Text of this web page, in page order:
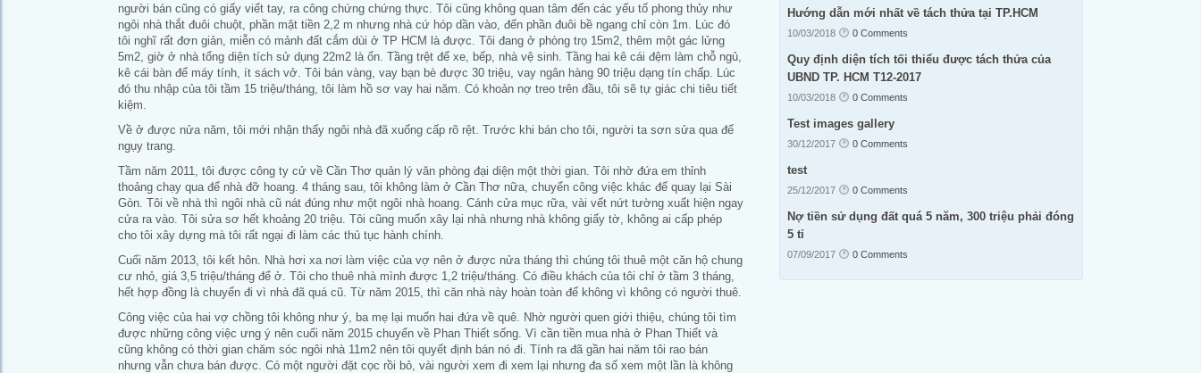
người bán cũng có giấy viết tay, ra công chứng chứng thực. Tôi cũng không quan tâm đến các yếu tố phong thủy như
ngôi nhà thắt đuôi chuột, phần mặt tiền 2,2 m nhưng nhà cứ hóp dần vào, đến phần đuôi bề ngang chỉ còn 1m. Lúc đó
tôi nghĩ rất đơn giản, miễn có mảnh đất cắm dùi ở TP HCM là được. Tôi đang ở phòng trọ 15m2, thêm một gác lửng
5m2, giờ ở nhà tổng diện tích sử dụng 22m2 là ổn. Tầng trệt để xe, bếp, nhà vệ sinh. Tầng hai kê cái đệm làm chỗ ngủ,
kê cái bàn để máy tính, ít sách vở. Tôi bán vàng, vay bạn bè được 30 triệu, vay ngân hàng 90 triệu dạng tín chấp. Lúc
đó thu nhập của tôi tầm 15 triệu/tháng, tôi làm hồ sơ vay hai năm. Có khoản nợ treo trên đầu, tôi sẽ tự giác chi tiêu tiết
kiệm.
Về ở được nửa năm, tôi mới nhận thấy ngôi nhà đã xuống cấp rõ rệt. Trước khi bán cho tôi, người ta sơn sửa qua để
ngụy trang.
Tầm năm 2011, tôi được công ty cử về Cần Thơ quản lý văn phòng đại diện một thời gian. Tôi nhờ đứa em thỉnh
thoảng chạy qua để nhà đỡ hoang. 4 tháng sau, tôi không làm ở Cần Thơ nữa, chuyển công việc khác để quay lại Sài
Gòn. Tôi về nhà thì ngôi nhà cũ nát đúng như một ngôi nhà hoang. Cánh cửa mục rữa, vài vết nứt tường xuất hiện ngay
cửa ra vào. Tôi sửa sơ hết khoảng 20 triệu. Tôi cũng muốn xây lại nhà nhưng nhà không giấy tờ, không ai cấp phép
cho tôi xây dựng mà tôi rất ngại đi làm các thủ tục hành chính.
Cuối năm 2013, tôi kết hôn. Nhà hơi xa nơi làm việc của vợ nên ở được nửa tháng thì chúng tôi thuê một căn hộ chung
cư nhỏ, giá 3,5 triệu/tháng để ở. Tôi cho thuê nhà mình được 1,2 triệu/tháng. Có điều khách của tôi chỉ ở tầm 3 tháng,
hết hợp đồng là chuyển đi vì nhà đã quá cũ. Từ năm 2015, thì căn nhà này hoàn toàn để không vì không có người thuê.
Công việc của hai vợ chồng tôi không như ý, ba mẹ lại muốn hai đứa về quê. Nhờ người quen giới thiệu, chúng tôi tìm
được những công việc ưng ý nên cuối năm 2015 chuyển về Phan Thiết sống. Vì cần tiền mua nhà ở Phan Thiết và
cũng không có thời gian chăm sóc ngôi nhà 11m2 nên tôi quyết định bán nó đi. Tính ra đã gần hai năm tôi rao bán
nhưng vẫn chưa bán được. Có một người đặt cọc rồi bỏ, vài người xem đi xem lại nhưng đa số xem một lần là không
Hướng dẫn mới nhất về tách thửa tại TP.HCM
10/03/2018 0 Comments
Quy định diện tích tối thiểu được tách thửa của
UBND TP. HCM T12-2017
10/03/2018 0 Comments
Test images gallery
30/12/2017 0 Comments
test
25/12/2017 0 Comments
Nợ tiền sử dụng đất quá 5 năm, 300 triệu phải đóng
5 tỉ
07/09/2017 0 Comments